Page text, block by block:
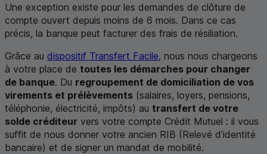
Une exception existe pour les demandes de clôture de
compte ouvert depuis moins de 6 mois. Dans ce cas
précis, la banque peut facturer des frais de résiliation.
Grâce au dispositif Transfert Facile, nous nous chargeons
à votre place de toutes les démarches pour changer
de banque. Du regroupement de domiciliation de vos
virements et prélèvements (salaires, loyers, pensions,
téléphonie, électricité, impôts) au transfert de votre
solde créditeur vers votre compte Crédit Mutuel : il vous
suffit de nous donner votre ancien RIB (Relevé d’identité
bancaire) et de signer un mandat de mobilité.